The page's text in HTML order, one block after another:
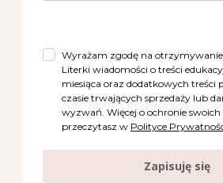
Wyrażam zgodę na otrzymywanie
Literki wiadomości o treści
miesiąca oraz dodatkowych treści
czasie trwających sprzedaży lub
wyzwań. Więcej o ochronie swoich
przeczytasz w Polityce
Zapisuję się